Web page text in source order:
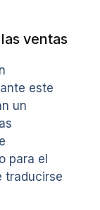
ventas
este
un
para el
traducirse